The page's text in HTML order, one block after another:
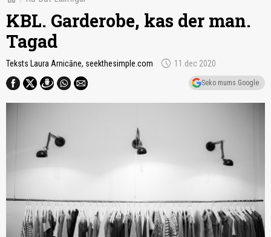
KBL. Garderobe, kas der man.
Tagad
Teksts Laura Arnicāne, seekthesimple.com schedule 11.dec 2020
Seko mums Google